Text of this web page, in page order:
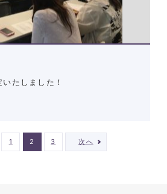
たしました！
1 2 3 次へ